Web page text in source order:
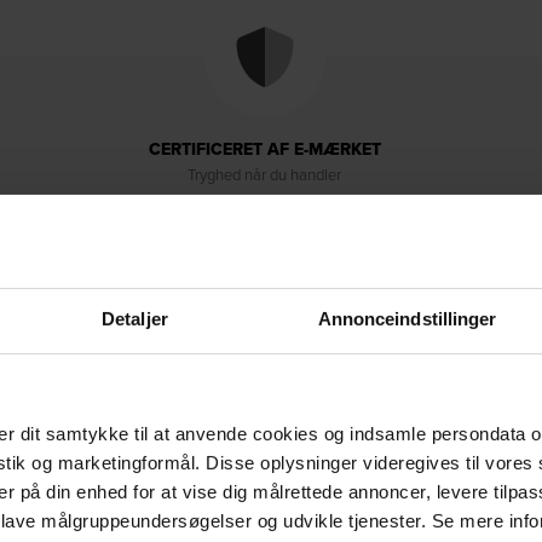
Detaljer Annonceindstillinger
dit samtykke til at anvende cookies og indsamle persondata
og marketingformål. Disse oplysninger videregives til vores
på din enhed for at vise dig målrettede annoncer, levere
målgruppeundersøgelser og udvikle tjenester. Se mere
CERTIFICERET AF E-MÆRKET
Tryghed når du handler
Levering & retur Om brandet
funktion og er ideel til private hjem, der søger et